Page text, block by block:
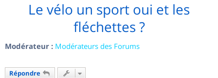
Le vélo un sport oui et les
fléchettes ?
Modérateur : Modérateurs des Forums
Répondre